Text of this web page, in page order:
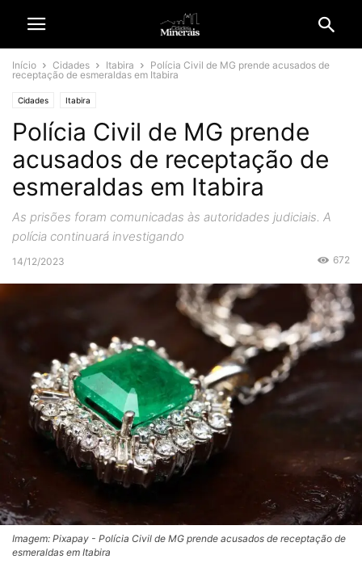
Início Cidades Itabira
Polícia Civil de MG prende acusados de
receptação de esmeraldas em Itabira
Cidades Itabira
Polícia Civil de MG prende
acusados de receptação de
esmeraldas em Itabira
As prisões foram comunicadas às autoridades judiciais. A
polícia continuará investigando
14/12/2023 672
Imagem: Pixapay - Polícia Civil de MG prende acusados de receptação de
esmeraldas em Itabira